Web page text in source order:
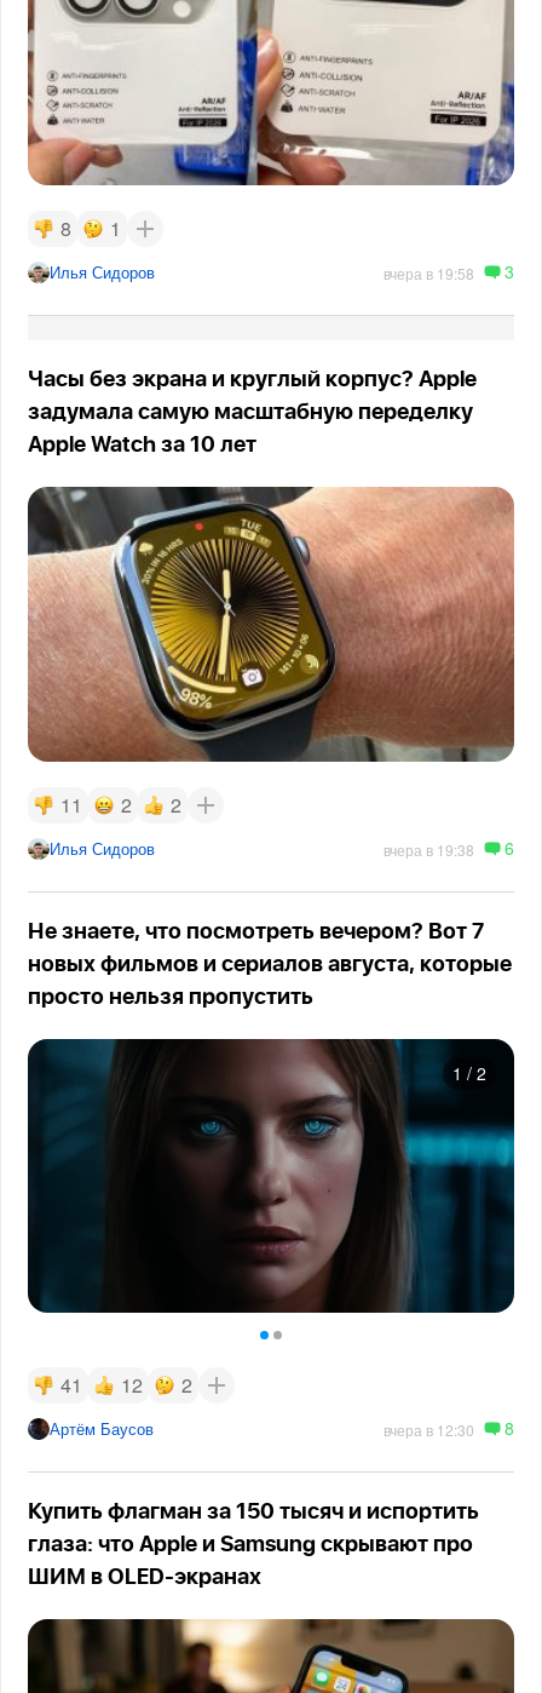
8 1
Илья Сидоров вчера в 19:58 3
Часы без экрана и круглый корпус? Apple
задумала самую масштабную переделку
Apple Watch за 10 лет
11 2 2
Илья Сидоров вчера в 19:38 6
Не знаете, что посмотреть вечером? Вот 7
новых фильмов и сериалов августа, которые
просто нельзя пропустить
1 / 2
41 12 2
Артём Баусов вчера в 12:30 8
Купить флагман за 150 тысяч и испортить
глаза: что Apple и Samsung скрывают про
ШИМ в OLED-экранах